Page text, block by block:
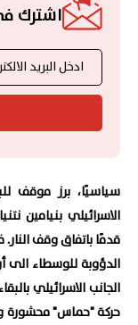
اشترك
سياسيًا، برز موقف
الاسرائيلي
قدمًا باتفاق وقف
الدؤوبة للوسطاء الى
الجانب الاسرائيلي
حركة "حماس" محشورة